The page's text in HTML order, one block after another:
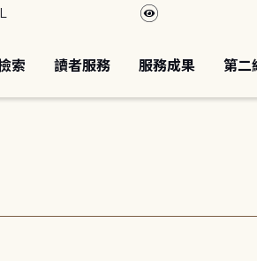
索 讀者服務 服務成果 第二